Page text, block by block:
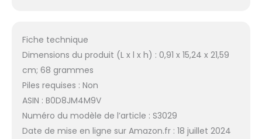
Fiche technique
Dimensions du produit (L x l x h) : 0,91 x 15,24 x 21,59
cm; 68 grammes
Piles requises : Non
ASIN : B0D8JM4M9V
Numéro du modèle de l’article : S3029
Date de mise en ligne sur Amazon.fr : 18 juillet 2024